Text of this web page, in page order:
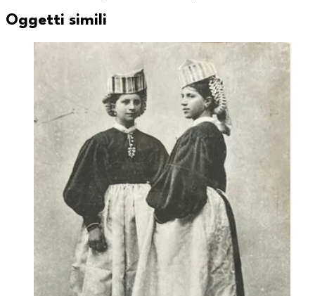
Oggetti simili